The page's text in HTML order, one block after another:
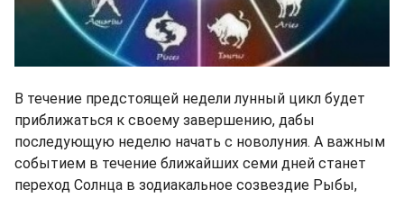
В течение предстоящей недели лунный цикл будет
приближаться к своему завершению, дабы
последующую неделю начать с новолуния. А важным
событием в течение ближайших семи дней станет
переход Солнца в зодиакальное созвездие Рыбы,